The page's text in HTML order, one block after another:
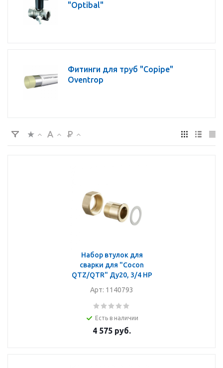
"Optibal"
Фитинги для труб "Copipe"
Oventrop
Набор втулок для
сварки для "Cocon
QTZ/QTR" Ду20, 3/4 НР
Арт: 1140793
Есть в наличии
4 575 руб.